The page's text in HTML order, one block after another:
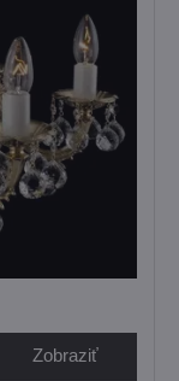
Zobraziť